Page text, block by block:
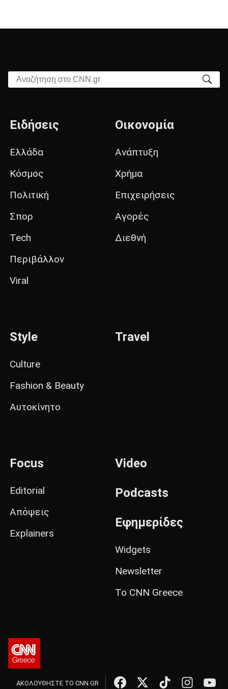
Αναζήτηση στο CNN.gr
Ειδήσεις
Ελλάδα
Κόσμος
Πολιτική
Σπορ
Tech
Περιβάλλον
Viral
Οικονομία
Ανάπτυξη
Χρήμα
Επιχειρήσεις
Αγορές
Διεθνή
Style
Culture
Fashion & Beauty
Αυτοκίνητο
Travel
Focus
Editorial
Απόψεις
Explainers
Video
Podcasts
Εφημερίδες
Widgets
Newsletter
Το CNN Greece
ΑΚΟΛΟΥΘΗΣΤΕ ΤΟ CNN.GR